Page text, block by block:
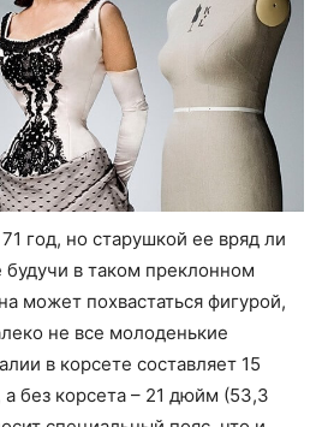
год, но старушкой ее вряд ли
в таком преклонном
может похвастаться фигурой,
не все молоденькие
в корсете составляет 15
без корсета – 21 дюйм (53,3